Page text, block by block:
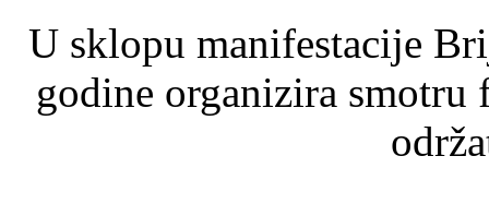
U sklopu manifestacije
godine organizira